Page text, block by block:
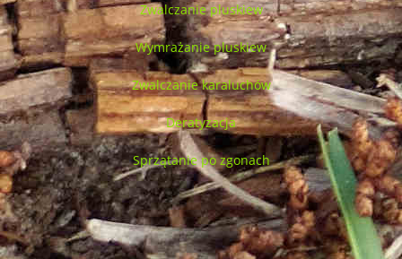
Zwalczanie pluskiew
Wymrażanie pluskiew
Zwalczanie karaluchów
Deratyzacja
Sprzątanie po zgonach